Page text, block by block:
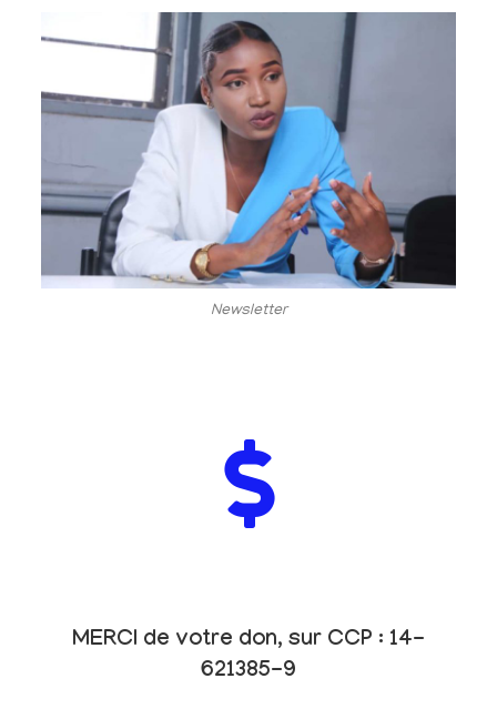
Newsletter
MERCI de votre don, sur CCP : 14-
621385-9